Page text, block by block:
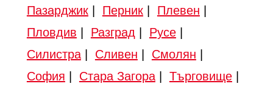
Пазарджик| Перник| Плевен
Пловдив
Разград Русе|
Силистра| Сливен Смолян
София
Стара Загора| Търговище|